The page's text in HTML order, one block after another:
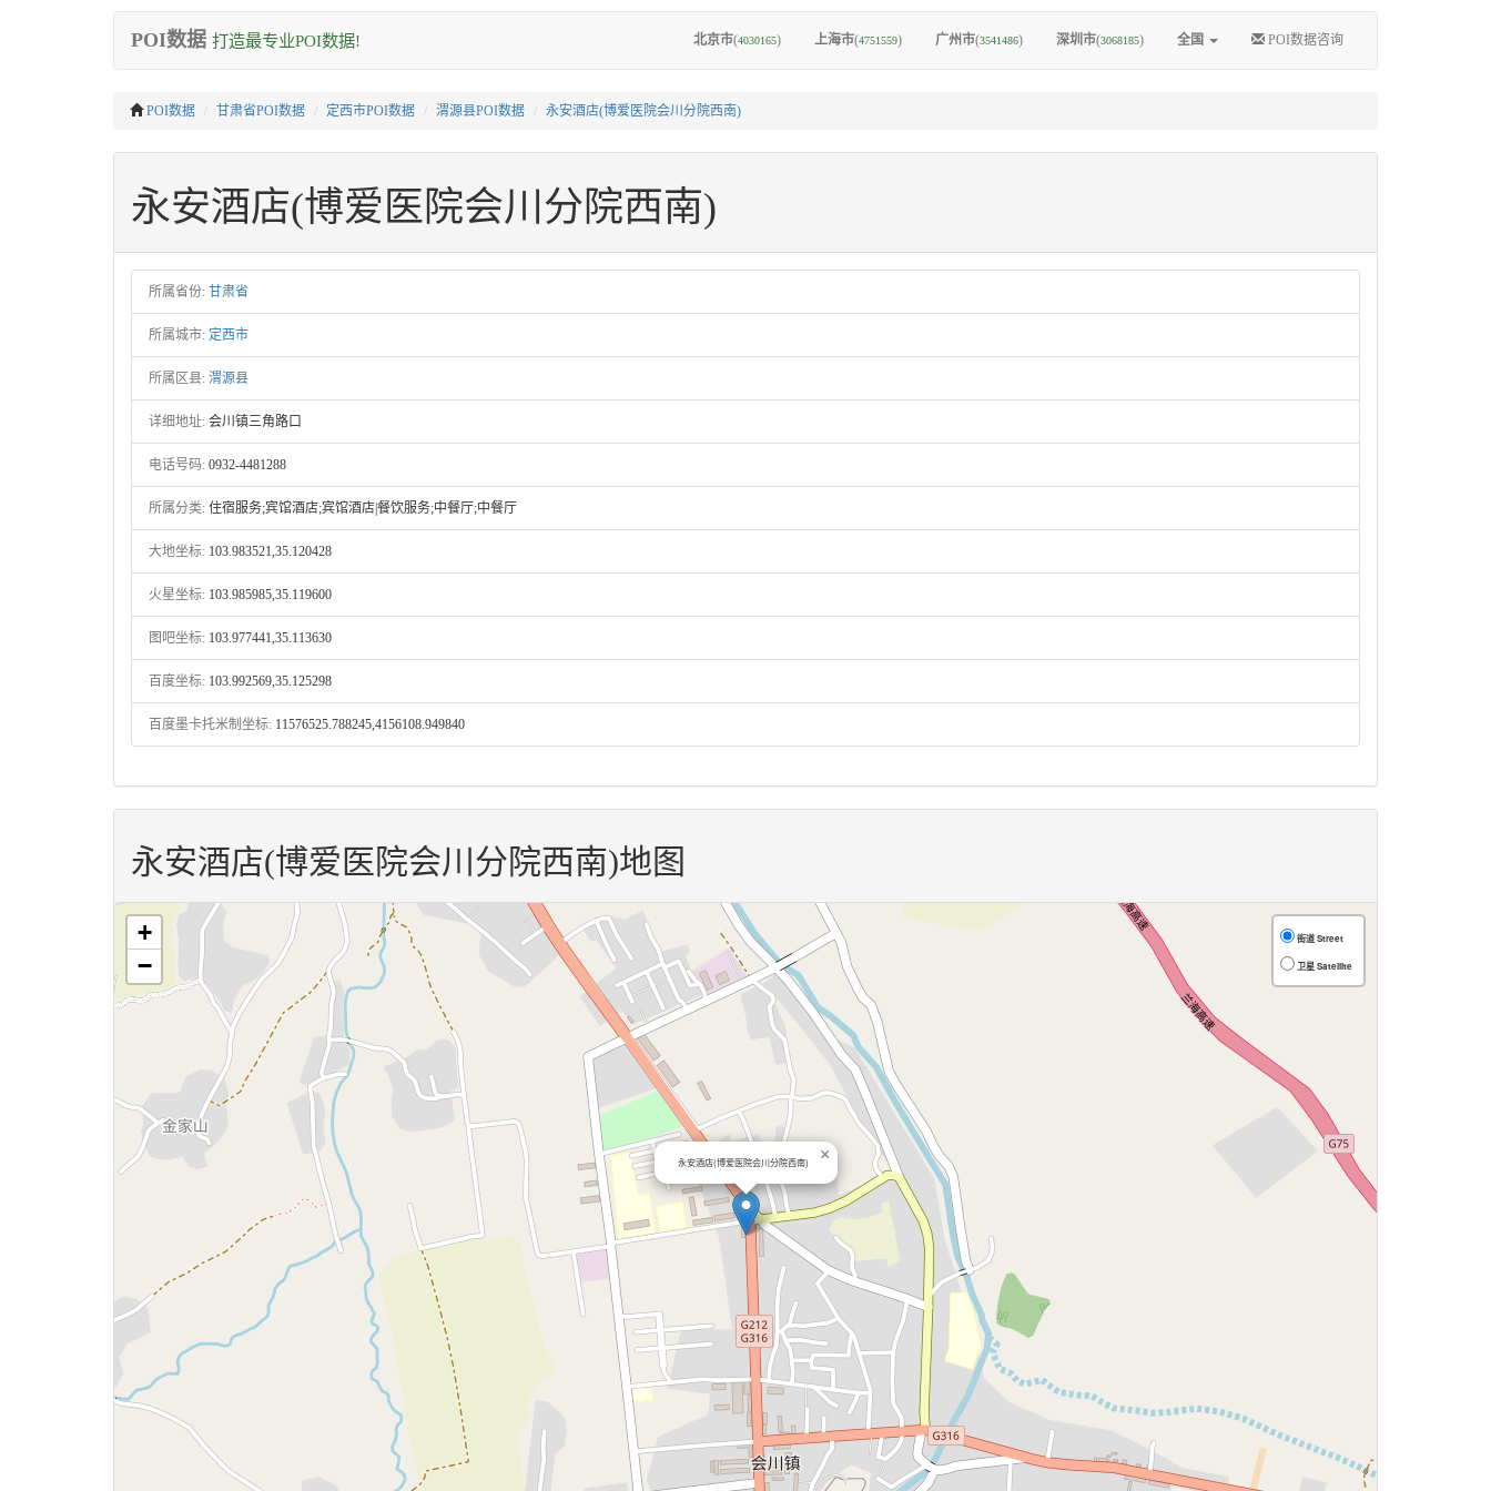
POI数据 打造最专业POI数据! 北京市(4030165) 上海市(4751559) 广州市(3541486) 深圳市(3068185) 全国 POI数据咨询
POI数据 甘肃省POI数据 定西市POI数据 渭源县POI数据 永安酒店(博爱医院会川分院西南)
永安酒店(博爱医院会川分院西南)
所属省份: 甘肃省
所属城市: 定西市
所属区县: 渭源县
详细地址: 会川镇三角路口
电话号码: 0932-4481288
所属分类: 住宿服务;宾馆酒店;宾馆酒店|餐饮服务;中餐厅;中餐厅
大地坐标: 103.983521,35.120428
火星坐标: 103.985985,35.119600
图吧坐标: 103.977441,35.113630
百度坐标: 103.992569,35.125298
百度墨卡托米制坐标: 11576525.788245,4156108.949840
永安酒店(博爱医院会川分院西南)地图
永安酒店(博爱医院会川分院西南) ×
+
−
街道 Street
卫星 Satellite